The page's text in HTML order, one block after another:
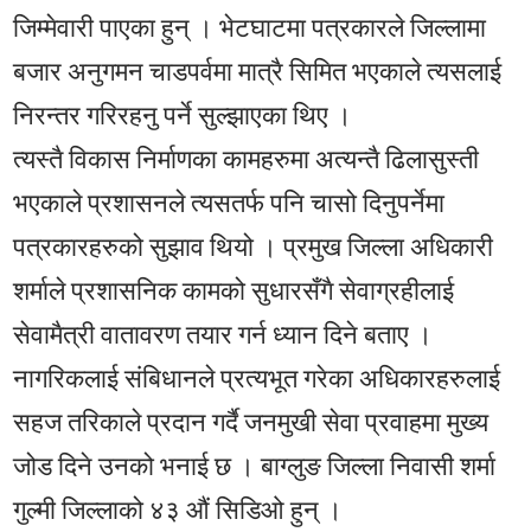
जिम्मेवारी पाएका हुन् । भेटघाटमा पत्रकारले जिल्लामा
बजार अनुगमन चाडपर्वमा मात्रै सिमित भएकाले त्यसलाई
निरन्तर गरिरहनु पर्ने सुल्झाएका थिए ।
त्यस्तै विकास निर्माणका कामहरुमा अत्यन्तै ढिलासुस्ती
भएकाले प्रशासनले त्यसतर्फ पनि चासो दिनुपर्नेमा
पत्रकारहरुको सुझाव थियो । प्रमुख जिल्ला अधिकारी
शर्माले प्रशासनिक कामको सुधारसँगै सेवाग्रहीलाई
सेवामैत्री वातावरण तयार गर्न ध्यान दिने बताए ।
नागरिकलाई संबिधानले प्रत्यभूत गरेका अधिकारहरुलाई
सहज तरिकाले प्रदान गर्दै जनमुखी सेवा प्रवाहमा मुख्य
जोड दिने उनको भनाई छ । बाग्लुङ जिल्ला निवासी शर्मा
गुल्मी जिल्लाको ४३ औं सिडिओ हुन् ।